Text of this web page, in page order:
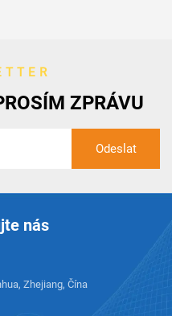
ZPRÁVU
nás
Zhejiang, Čína